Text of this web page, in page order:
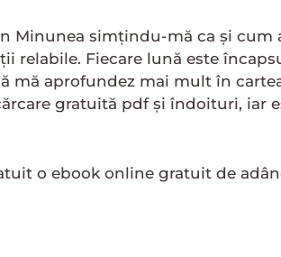
Minunea simțindu-mă ca și
relabile. Fiecare lună este
mă aprofundez mai mult în
gratuită pdf și îndoituri,
o ebook online gratuit de